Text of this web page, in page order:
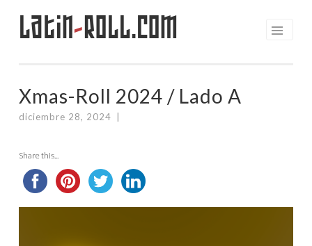
Saltar
Latin-Roll.com
Xmas-Roll 2024 / Lado A
diciembre 28, 2024
Share this...